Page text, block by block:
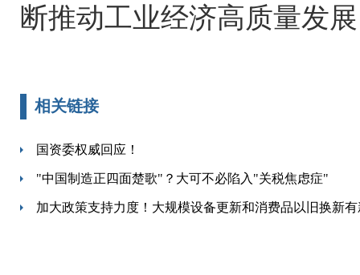
断推动工业经济高质量发
相关链接
国资委权威回应！
"中国制造正四面楚歌"？大可不必陷入"关税焦虑症"
加大政策支持力度！大规模设备更新和消费品以旧换新